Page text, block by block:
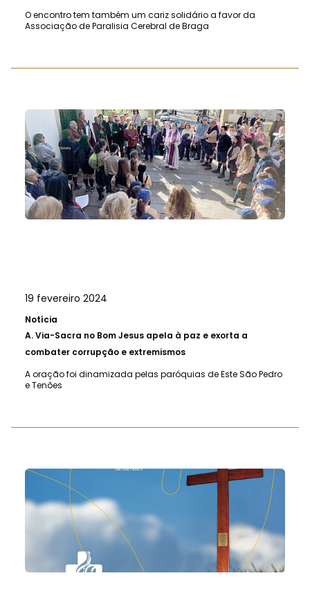
O encontro tem também um cariz solidário a favor da
Associação de Paralisia Cerebral de Braga
19 fevereiro 2024
Notícia
A.Via-Sacra no Bom Jesus apela à paz e exorta a
combater corrupção e extremismos
A oração foi dinamizada pelas paróquias de Este São Pedro
e Tenões